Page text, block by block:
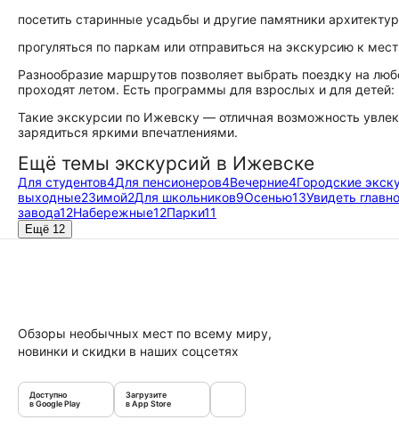
посетить старинные усадьбы и другие памятники
прогуляться по паркам или отправиться на экскурсию к
Разнообразие маршрутов позволяет выбрать поездку на
проходят летом. Есть программы для взрослых и для
Такие экскурсии по Ижевску — отличная возможность
зарядиться яркими впечатлениями.
Ещё темы экскурсий в Ижевске
Для студентов4Для пенсионеров4Вечерние4Городские
выходные2Зимой2Для школьников9Осенью13Увидеть
завода12Набережные12Парки11
Ещё 12
Обзоры необычных мест по всему миру,
новинки и скидки в наших соцсетях
Доступно
в Google Play
Загрузите
в App Store